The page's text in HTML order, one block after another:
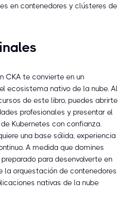
en contenedores y clústeres de
CKA te convierte en un
ecosistema nativo de la nube. Al
de este libro, puedes abrirte
profesionales y presentar el
Kubernetes con confianza.
una base sólida, experiencia
A medida que domines
para desenvolverte en
la orquestación de contenedores
nativas de la nube